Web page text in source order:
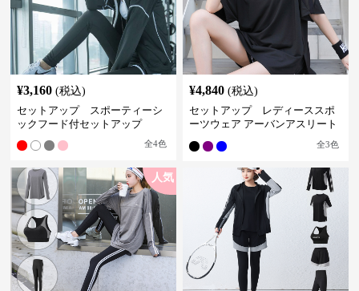
¥3,160 (税込)
セットアップ スポーティーシ
ックフード付セットアップ
全4色
¥4,840 (税込)
セットアップ レディーススポ
ーツウェア アーバンアスリート
全3色
人気